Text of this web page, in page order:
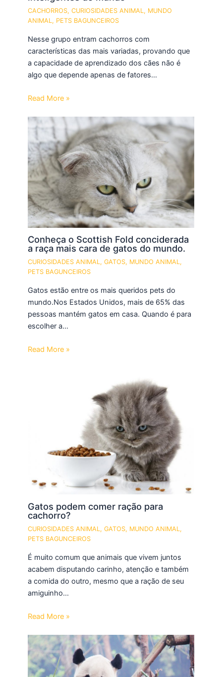
CACHORROS,CURIOSIDADES ANIMAL, MUNDO
ANIMAL, PETS BAGUNCEIROS
Nesse grupo entram cachorros com
características das mais variadas, provando que
a capacidade de aprendizado dos cães não é
algo que depende apenas de fatores…
Read More »
Conheça o Scottish Fold conciderada
a raça mais cara de gatos do mundo.
CURIOSIDADES ANIMAL,GATOS, MUNDO ANIMAL,
PETS BAGUNCEIROS
Gatos estão entre os mais queridos pets do
mundo.Nos Estados Unidos, mais de 65% das
pessoas mantém gatos em casa. Quando é para
escolher a…
Read More »
Gatos podem comer ração para
cachorro?
CURIOSIDADES ANIMAL,GATOS, MUNDO ANIMAL,
PETS BAGUNCEIROS
É muito comum que animais que vivem juntos
acabem disputando carinho, atenção e também
a comida do outro, mesmo que a ração de seu
amiguinho…
Read More »